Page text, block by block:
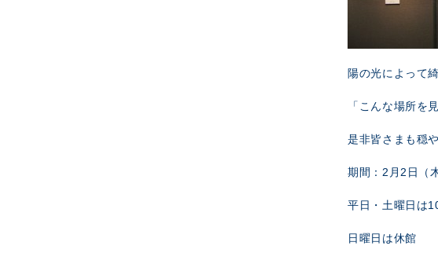
陽の光によって
「こんな場所を
是非皆さまも穏
期間：2月2日（
平日・土曜日は
日曜日は休館